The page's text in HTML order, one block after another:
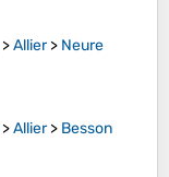
>Allier> Neure
>Allier> Besson